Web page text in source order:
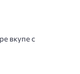
вкупе с